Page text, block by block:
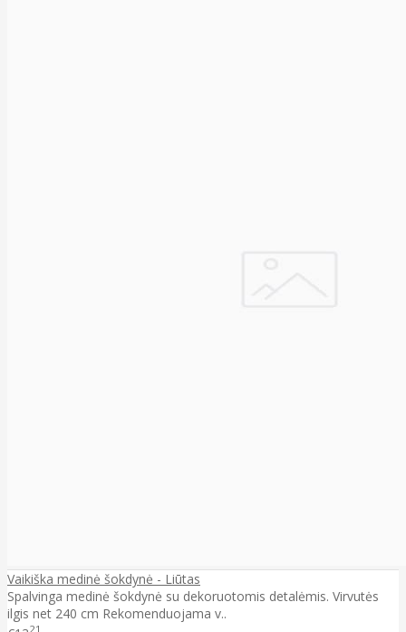
Vaikiška medinė šokdynė - Liūtas
Spalvinga medinė šokdynė su dekoruotomis detalėmis. Virvutės
ilgis net 240 cm Rekomenduojama v..
21